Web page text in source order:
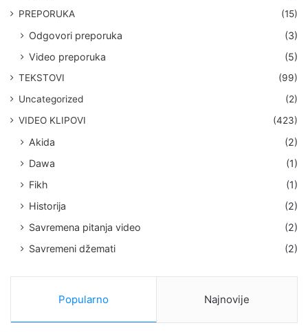
PREPORUKA (15)
Odgovori preporuka
(3)
Video preporuka
(5)
TEKSTOVI
(99)
Uncategorized
(2)
VIDEO KLIPOVI
(423)
Akida
(2)
Dawa
(1)
Fikh
(1)
Historija
(2)
Savremena pitanja video
(2)
Savremeni džemati
(2)
Popularno Najnovije